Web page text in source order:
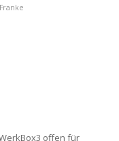
offen für